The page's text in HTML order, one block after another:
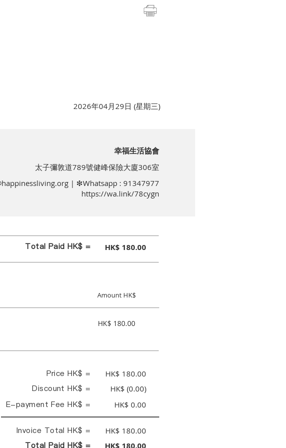
2026年04月29日 (星期三)
幸福生活協會
太子彌敦道789號健峰保險大廈306室
| ❇Whatsapp : 91347977
https://wa.link/78cygn
Total Paid HK$ = HK$ 180.00
Amount HK$
HK$ 180.00
Price HK$ = HK$ 180.00
Discount HK$ = HK$ (0.00)
E-payment Fee HK$ = HK$ 0.00
Invoice Total HK$ = HK$ 180.00
Total Paid HK$ = HK$ 180.00